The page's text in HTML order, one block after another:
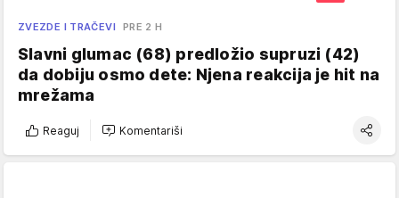
ZVEZDE I TRAČEVI PRE 2 H
Slavni glumac (68) predložio supruzi (42)
da dobiju osmo dete: Njena reakcija je hit na
mrežama
Reaguj Komentariši